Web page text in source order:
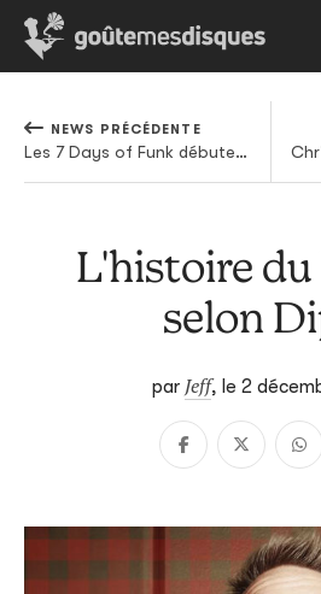
NEWS PRÉCÉDENTE
Les 7 Days of Funk débutent aujourd'hui
L'histoire
selon
par Jeff, le 2